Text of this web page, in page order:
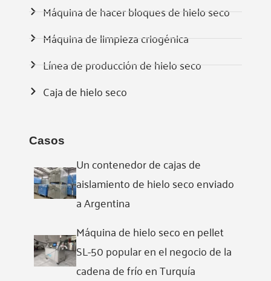
Máquina de hacer bloques de hielo seco
Máquina de limpieza criogénica
Línea de producción de hielo seco
Caja de hielo seco
Casos
Un contenedor de cajas de
aislamiento de hielo seco enviado
a Argentina
Máquina de hielo seco en pellet
SL-50 popular en el negocio de la
cadena de frío en Turquía